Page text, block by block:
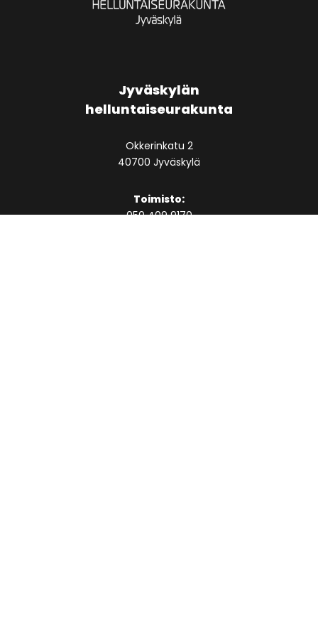
Jyväskylän
helluntaiseurakunta
Okkerinkatu 2
40700 Jyväskylä
Toimisto:
050 409 9170